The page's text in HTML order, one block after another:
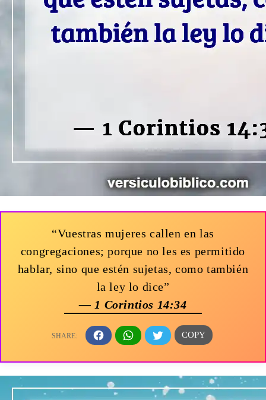
“Vuestras mujeres callen en las
congregaciones; porque no les es permitido
hablar, sino que estén sujetas, como también
la ley lo dice”
— 1 Corintios 14:34